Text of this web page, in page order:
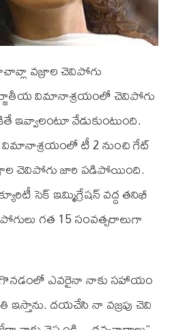
వజ్రాల చెవిపోగు
విమానాశ్రయంలో చెవిపోగు
వేడుకుంటుంది.
విమానాశ్రయంలో టీ 2 నుంచి గేట్
చెవిపోగు జారి పడిపోయింది.
సెక్ ఇమ్మిగ్రేషన్ వద్ద తనిఖీ
గత 15 సంవత్సరాలుగా
ఎవరైనా నాకు సహాయం
దయచేసి నా వజ్రపు చెవి